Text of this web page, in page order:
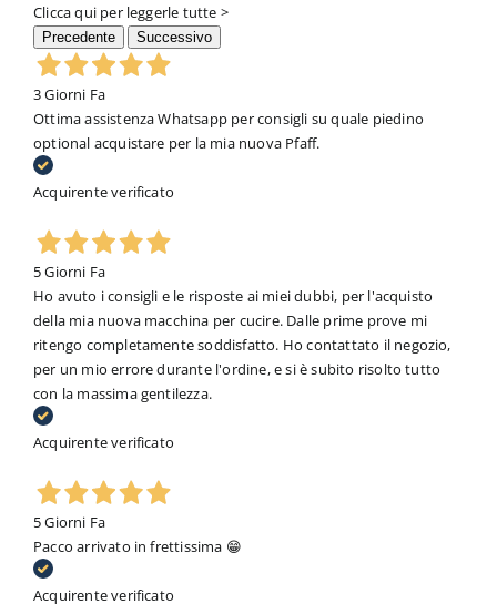
Clicca qui per leggerle tutte >
Precedente Successivo
3 Giorni Fa
Ottima assistenza Whatsapp per consigli su quale piedino
optional acquistare per la mia nuova Pfaff.
Acquirente verificato
5 Giorni Fa
Ho avuto i consigli e le risposte ai miei dubbi, per l'acquisto
della mia nuova macchina per cucire. Dalle prime prove mi
ritengo completamente soddisfatto. Ho contattato il negozio,
per un mio errore durante l'ordine, e si è subito risolto tutto
con la massima gentilezza.
Acquirente verificato
5 Giorni Fa
Pacco arrivato in frettissima 😁
Acquirente verificato